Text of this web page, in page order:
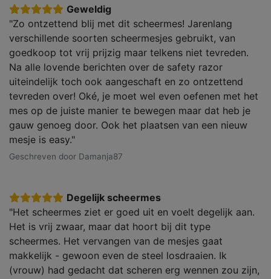
Geweldig
"Zo ontzettend blij met dit scheermes! Jarenlang
verschillende soorten scheermesjes gebruikt, van
goedkoop tot vrij prijzig maar telkens niet tevreden.
Na alle lovende berichten over de safety razor
uiteindelijk toch ook aangeschaft en zo ontzettend
tevreden over! Oké, je moet wel even oefenen met het
mes op de juiste manier te bewegen maar dat heb je
gauw genoeg door. Ook het plaatsen van een nieuw
mesje is easy."
Geschreven door Damanja87
Degelijk scheermes
"Het scheermes ziet er goed uit en voelt degelijk aan.
Het is vrij zwaar, maar dat hoort bij dit type
scheermes. Het vervangen van de mesjes gaat
makkelijk - gewoon even de steel losdraaien. Ik
(vrouw) had gedacht dat scheren erg wennen zou zijn,